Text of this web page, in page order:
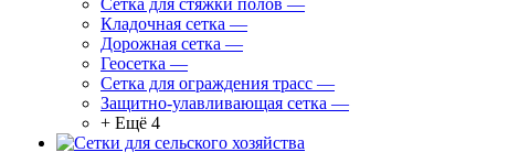
Сетка для стяжки полов —
Кладочная сетка —
Дорожная сетка —
Геосетка —
Сетка для ограждения трасс —
Защитно-улавливающая сетка —
+ Ещё 4